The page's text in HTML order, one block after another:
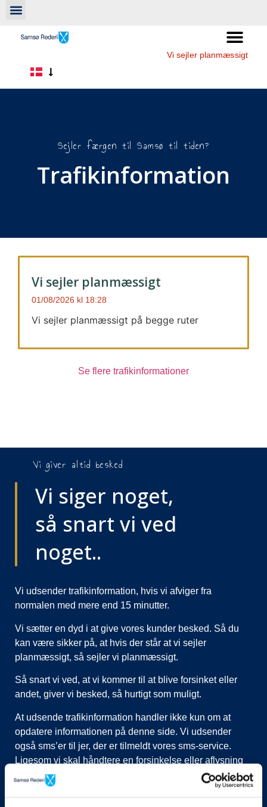
Vi sejler planmæssigt
Sejler færgen til Samsø til tiden?
Trafikinformation
Vi sejler planmæssigt
01/08/2026 18:28
Vi sejler planmæssigt på begge ruter
Se flere trafikinformationer
Vi giver altid besked
Vi siger noget,
så snart vi ved
noget..
Vi udsender trafikinformation, hvis vi afviger fra
normalen med mere end 15 minutter.
Vi sætter en dyd i at give vores kunder besked. Så du
kan være sikker på, at hvis der står at vi sejler
planmæssigt, så sejler vi planmæssigt.
Så snart vi ved, at vi kommer til at blive forsinket eller
andet, giver vi besked, så hurtigt som muligt.
At udsende trafikinformation handler ikke kun om at
opdatere informationen på denne side. Vi udsender
også sms’er til jer, der er tilmeldt vores sms-service.
Ligesom vi skal håndtere en forsinkelse eller aflysning
ved at lukke afgange i vores system, evt. flytte kunder til
nye afgange, ringe til vognmænd der skal have flyttet